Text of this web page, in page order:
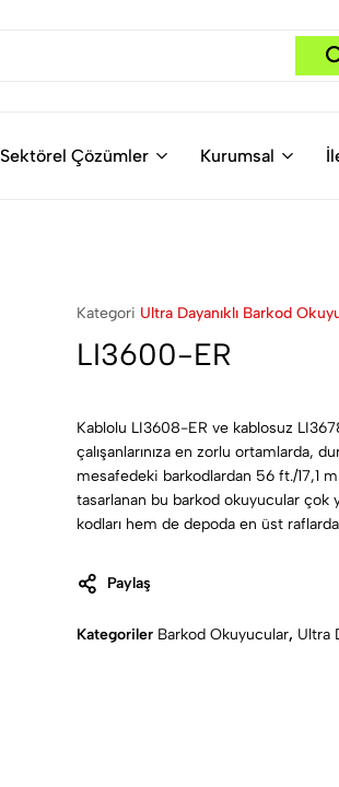
Sektörel Çözümler Kurumsal
Kategori Ultra Dayanıklı Barkod
LI3600-ER
Kablolu LI3608-ER ve kablosuz
çalışanlarınıza en zorlu ortamlarda,
mesafedeki barkodlardan 56 ft./17,1
tasarlanan bu barkod okuyucular çok
kodları hem de depoda en üst
Paylaş
Kategoriler Barkod Okuyucular, Ultra